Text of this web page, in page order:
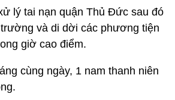
lý tai nạn quận Thủ Đức sau đó
và di dời các phương tiện
giờ cao điểm.
cùng ngày, 1 nam thanh niên